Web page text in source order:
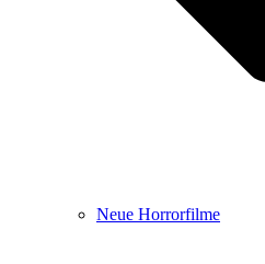
Neue Horrorfilme